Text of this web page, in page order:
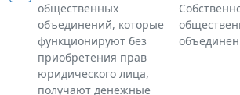
общественных
объединений, которые
функционируют без
приобретения прав
юридического лица,
получают денежные